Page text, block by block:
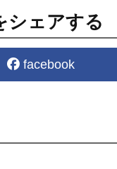
シェアする
facebook